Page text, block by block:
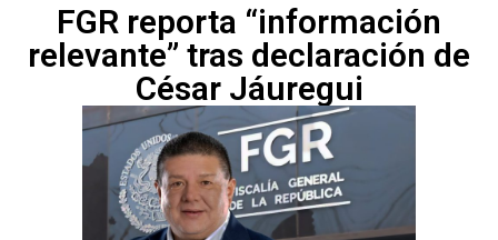
FGR reporta “información
relevante” tras declaración de
César Jáuregui